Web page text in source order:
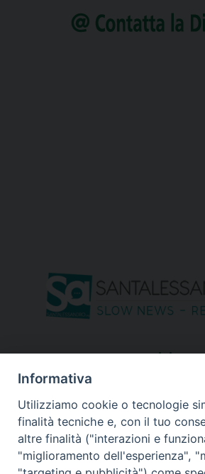
seguici su
Informativa
Utilizziamo cookie o tecnologie
finalità tecniche e, con il tuo
altre finalità ("interazioni e
"miglioramento dell'esperienza",